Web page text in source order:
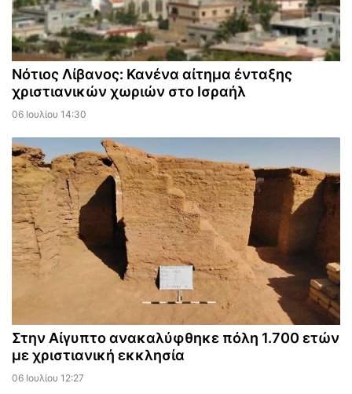
Νότιος Λίβανος: Κανένα αίτημα ένταξης
χριστιανικών χωριών στο Ισραήλ
06 Ιουλίου 14:30
Στην Αίγυπτο ανακαλύφθηκε πόλη 1.700 ετών
με χριστιανική εκκλησία
06 Ιουλίου 12:27